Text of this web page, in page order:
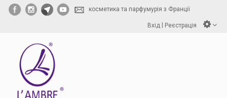
косметика та парфумурія з Франції
Вхід Реєстрація